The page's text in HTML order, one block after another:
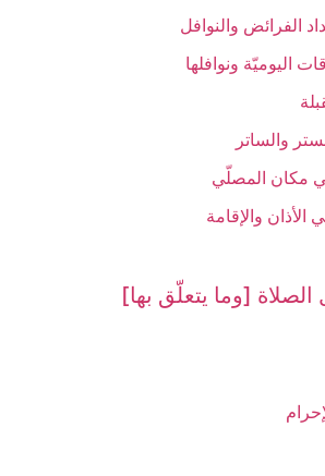
الفرائض والنوافل‏
اليوميّة ونوافلها
والساتر
مكان المصلّي‏
والإقامة
[وما يتعلّق بها]